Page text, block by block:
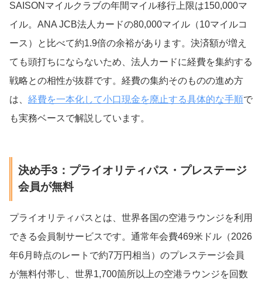
SAISONマイルクラブの年間マイル移行上限は150,000マ
イル。ANA JCB法人カードの80,000マイル（10マイルコ
ース）と比べて約1.9倍の余裕があります。決済額が増え
ても頭打ちにならないため、法人カードに経費を集約する
戦略との相性が抜群です。経費の集約そのものの進め方
は、 経費を一本化して小口現金を廃止する具体的な手順で
も実務ベースで解説しています。
決め手3：プライオリティパス・プレステージ
会員が無料
プライオリティパスとは、世界各国の空港ラウンジを利用
できる会員制サービスです。通常年会費469米ドル（2026
年6月時点のレートで約7万円相当）のプレステージ会員
が無料付帯し、世界1,700箇所以上の空港ラウンジを回数